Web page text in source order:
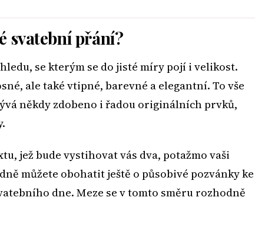
svatební přání?
se kterým se do jisté míry pojí i velikost.
ale také vtipné, barevné a elegantní. To vše
někdy zdobeno i řadou originálních prvků,
jež bude vystihovat vás dva, potažmo vaši
můžete obohatit ještě o působivé pozvánky ke
dne. Meze se v tomto směru rozhodně